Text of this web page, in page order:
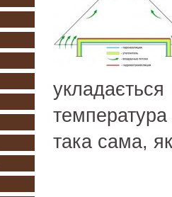
така сама,